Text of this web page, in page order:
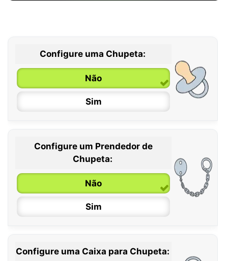
Configure uma Chupeta:
Não
Sim
0 / 6 meses
6 / 36 meses
Configure um Prendedor de
Chupeta:
Não
Sim
Configure uma Caixa para Chupeta: